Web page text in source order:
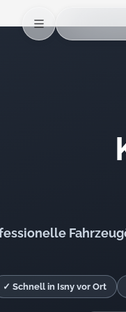
✓ Schnell in Isny vor Ort